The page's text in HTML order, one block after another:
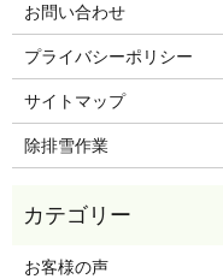
お問い合わせ
プライバシーポリシー
サイトマップ
除排雪作業
お客様の声